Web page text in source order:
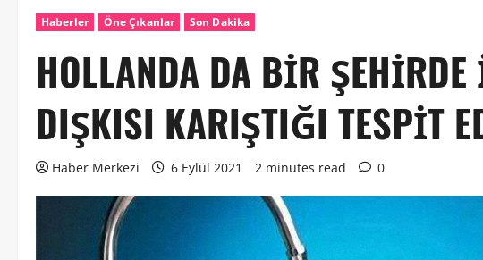
Haberler Öne Çıkanlar Son Dakika
HOLLANDA DA BİR
DIŞKISI KARIŞTIĞI TESPİT
Haber Merkezi 6 Eylül 2021 2 minutes read 0